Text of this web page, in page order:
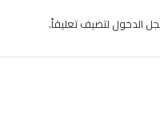
الدخول لتضيف تعليقاً.